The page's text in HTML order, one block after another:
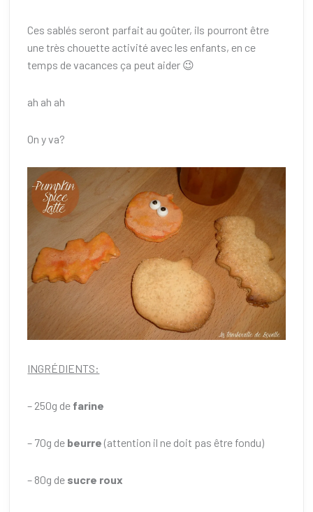
Ces sablés seront parfait au goûter, ils pourront être
une très chouette activité avec les enfants, en ce
temps de vacances ça peut aider 😉
ah ah ah
On y va?
INGRÉDIENTS:
– 250g de farine
– 70g de beurre (attention il ne doit pas être fondu)
– 80g de sucre roux